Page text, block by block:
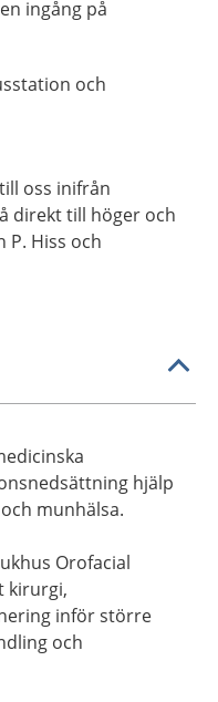
ingång på
och
oss inifrån
direkt till höger och
P. Hiss och
hjälp
munhälsa.
Orofacial
kirurgi,
inför större
och